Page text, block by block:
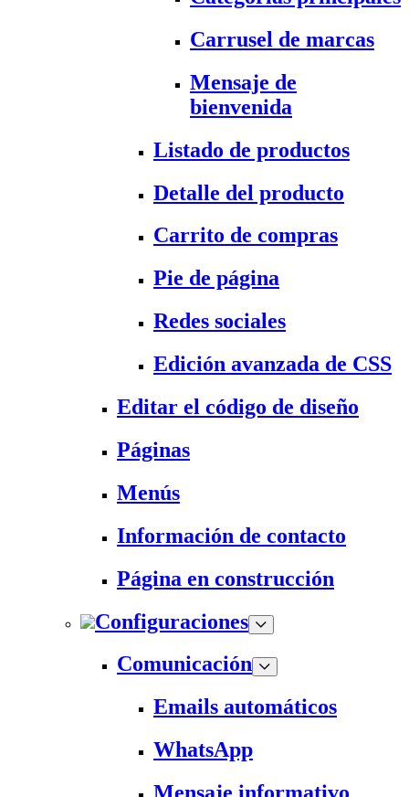
Carrusel de marcas
Mensaje de
bienvenida
Listado de productos
Detalle del producto
Carrito de compras
Pie de página
Redes sociales
Edición avanzada de CSS
Editar el código de diseño
Páginas
Menús
Información de contacto
Página en construcción
Configuraciones
Comunicación
Emails automáticos
WhatsApp